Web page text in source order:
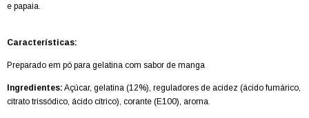
e papaia.
Características:
Preparado em pó para gelatina com sabor de manga
Ingredientes: Açúcar, gelatina (12%), reguladores de acidez (ácido fumárico,
citrato trissódico, ácido cítrico), corante (E100), aroma.